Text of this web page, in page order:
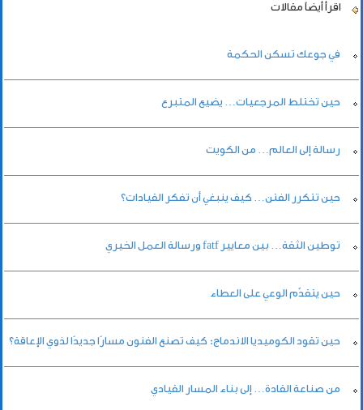
اقرأ أيضاً مقالات
في جوعك تسكن الحكمة
حين تختلط المرجعيات… يضيع المتبرع
رسالة إلى العالم… من الكويت
حين تتكرر الفتن… كيف ينبغي أن تفكر القيادات؟
توطين الثقة… بين معايير fatf ورسالة العمل الخيري
حين يتقدّم الوعي على العطاء
حين تقود الكوميديا الاندماج: كيف تصنع الفنون مسارًا جديدًا لذوي الإعاقة؟
من صناعة القادة… إلى بناء المسار القيادي